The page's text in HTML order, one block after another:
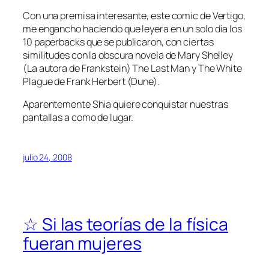
Con una premisa interesante, este comic de Vertigo,
me engancho haciendo que leyera en un solo dia los
10 paperbacks que se publicaron, con ciertas
similitudes con la obscura novela de Mary Shelley
(La autora de Frankstein) The Last Man y The White
Plague de Frank Herbert (Dune).
Aparentemente Shia quiere conquistar nuestras
pantallas a como de lugar.
julio 24, 2008
☆ Si las teorías de la física
fueran mujeres